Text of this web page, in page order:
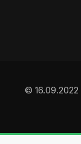
© 16.09.2022